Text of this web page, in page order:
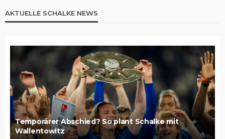
AKTUELLE SCHALKE NEWS
Temporärer Abschied? So plant Schalke mit
Wallentowitz